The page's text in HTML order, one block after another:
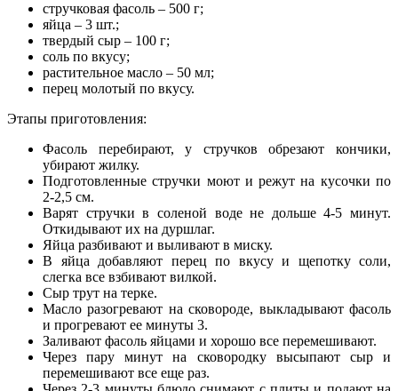
стручковая фасоль – 500 г;
яйца – 3 шт.;
твердый сыр – 100 г;
соль по вкусу;
растительное масло – 50 мл;
перец молотый по вкусу.
Этапы приготовления:
Фасоль перебирают, у стручков обрезают кончики,
убирают жилку.
Подготовленные стручки моют и режут на кусочки по
2-2,5 см.
Варят стручки в соленой воде не дольше 4-5 минут.
Откидывают их на дуршлаг.
Яйца разбивают и выливают в миску.
В яйца добавляют перец по вкусу и щепотку соли,
слегка все взбивают вилкой.
Сыр трут на терке.
Масло разогревают на сковороде, выкладывают фасоль
и прогревают ее минуты 3.
Заливают фасоль яйцами и хорошо все перемешивают.
Через пару минут на сковородку высыпают сыр и
перемешивают все еще раз.